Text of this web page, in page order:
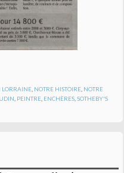
LORRAINE, NOTRE HISTOIRE, NOTRE
PEINTRE ENCHÈRES ,SOTHEBY'S